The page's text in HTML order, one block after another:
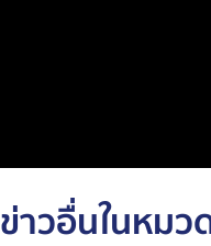
ข่าวอื่นในหมว